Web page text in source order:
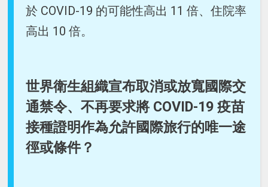
於 COVID-19 的可能性高出 11 倍、住院率
高出 10 倍。
世界衛生組織宣布取消或放寬國際交
通禁令、不再要求將 COVID-19 疫苗
接種證明作為允許國際旅行的唯一途
徑或條件？